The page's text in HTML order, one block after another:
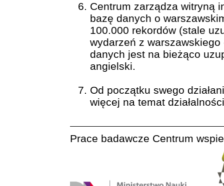
Centrum zarządza witryną
bazę danych o
100.000 rekordów (stale
wydarzeń z
danych jest na bieżąco
angielski.
Od początku swego
więcej na temat
Prace badawcze Centrum